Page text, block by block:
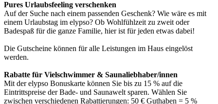
Pures Urlaubsfeeling verschenken
Auf der Suche nach einem passenden Geschenk? Wie wäre es mit
einem Urlaubstag im elypso? Ob Wohlfühlzeit zu zweit oder
Badespaß für die ganze Familie, hier ist für jeden etwas dabei!
Die Gutscheine können für alle Leistungen im Haus eingelöst
werden.
Rabatte für Vielschwimmer & Saunaliebhaber/innen
Mit der elypso Bonuskarte können Sie bis zu 15 % auf die
Eintrittspreise der Bade- und Saunawelt sparen. Wählen Sie
zwischen verschiedenen Rabattierungen: 50 € Guthaben = 5 %